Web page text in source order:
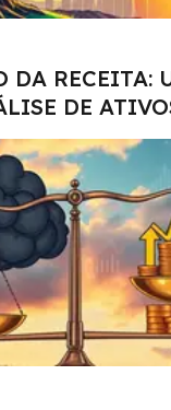
DA RECEITA:
DE